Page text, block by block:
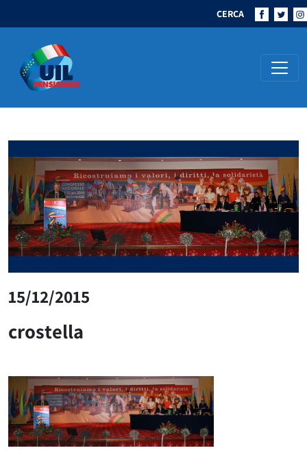
CERCA
Navigazione principale
15/12/2015
crostella